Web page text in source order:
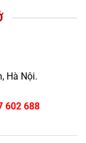
Hà Nội.
602 688